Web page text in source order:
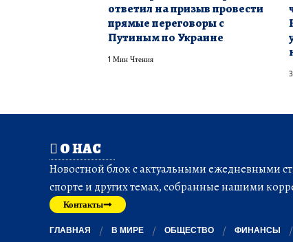
ответил на призыв провести
прямые переговоры с
Путиным по Украине
1 Мин Чтения
О НАС
Новостной блок с актуальными ежедневными
спорте и других темах, собранные нашими
Контакты
ГЛАВНАЯ В МИРЕ ОБЩЕСТВО ФИНАНСЫ